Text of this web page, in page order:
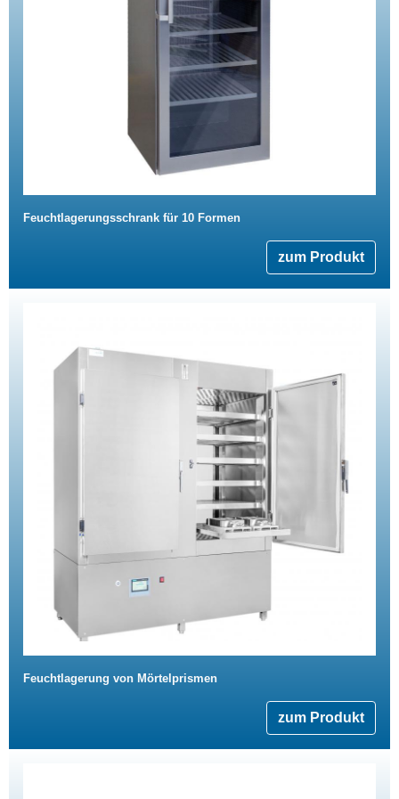
Feuchtlagerungsschrank für 10 Formen
zum Produkt
Feuchtlagerung von Mörtelprismen
zum Produkt